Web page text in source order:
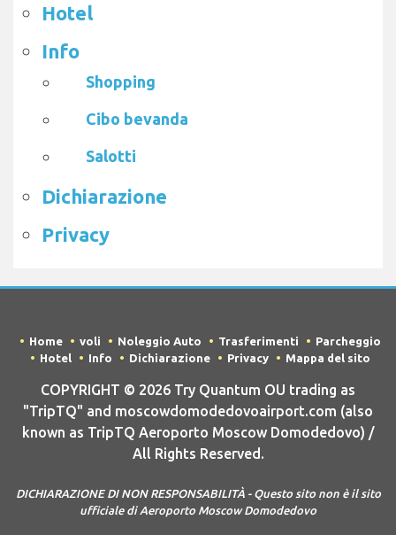
Hotel
Info
Shopping
Cibo bevanda
Salotti
Dichiarazione
Privacy
Home voli Noleggio Auto Trasferimenti
Parcheggio
Hotel
Info Dichiarazione Privacy Mappa del sito
COPYRIGHT © 2026 Try Quantum OU trading as
"TripTQ" and moscowdomodedovoairport.com (also
known as TripTQ Aeroporto Moscow Domodedovo) /
All Rights Reserved.
DICHIARAZIONE DI NON RESPONSABILITÀ - Questo sito non è il sito
ufficiale di Aeroporto Moscow Domodedovo